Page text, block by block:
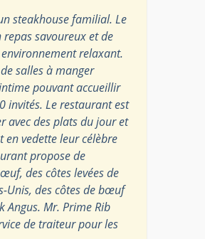
steakhouse familial. Le
savoureux et de
relaxant.
salles à manger
pouvant accueillir
invités. Le restaurant est
avec des plats du jour et
vedette leur célèbre
propose de
des côtes levées de
Unis, des côtes de bœuf
Mr. Prime Rib
de traiteur pour les